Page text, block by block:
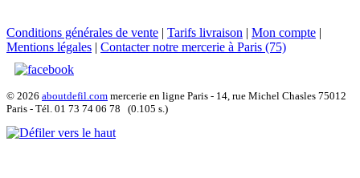
Conditions générales de vente | Tarifs livraison | Mon compte |
Mentions légales | Contacter notre mercerie à Paris (75)
© 2026 aboutdefil.com mercerie en ligne Paris - 14, rue Michel Chasles 75012
Paris - Tél. 01 73 74 06 78 (0.105 s.)